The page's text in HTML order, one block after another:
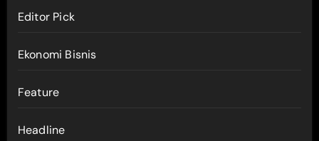
Editor Pick
Ekonomi Bisnis
Feature
Headline